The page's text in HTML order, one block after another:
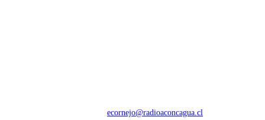
ecornejo@radioaconcagua.cl